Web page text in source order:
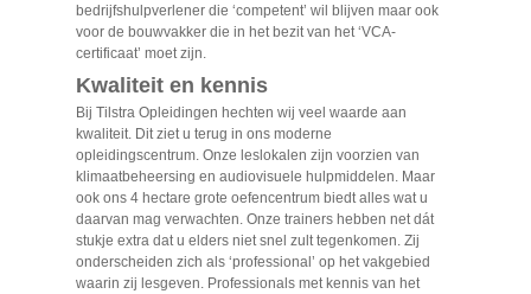
bedrijfshulpverlener die ‘competent’ wil blijven maar ook
voor de bouwvakker die in het bezit van het ‘VCA-
certificaat’ moet zijn.
Kwaliteit en kennis
Bij Tilstra Opleidingen hechten wij veel waarde aan
kwaliteit. Dit ziet u terug in ons moderne
opleidingscentrum. Onze leslokalen zijn voorzien van
klimaatbeheersing en audiovisuele hulpmiddelen. Maar
ook ons 4 hectare grote oefencentrum biedt alles wat u
daarvan mag verwachten. Onze trainers hebben net dát
stukje extra dat u elders niet snel zult tegenkomen. Zij
onderscheiden zich als ‘professional’ op het vakgebied
waarin zij lesgeven. Professionals met kennis van het